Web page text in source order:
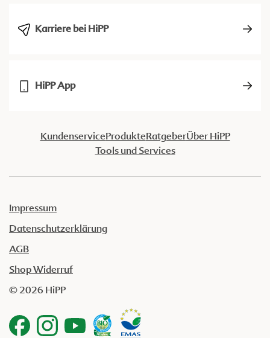
Karriere bei HiPP
HiPP App
KundenserviceProdukteRatgeberÜber HiPP
Tools und Services
Impressum
Datenschutzerklärung
AGB
Shop Widerruf
© 2026 HiPP